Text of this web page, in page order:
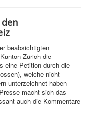
den
beabsichtigten
Zürich die
eine Petition durch die
welche nicht
unterzeichnet haben
macht sich das
auch die Kommentare